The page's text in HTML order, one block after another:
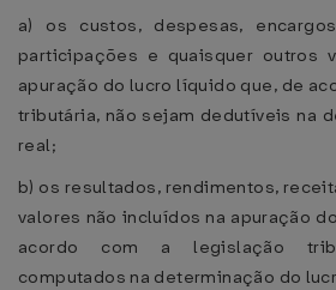
a) os custos, despesas,
participações e quaisquer outros
apuração do lucro líquido que, de
tributária, não sejam dedutíveis na
real;
b) os resultados, rendimentos,
valores não incluídos na apuração
acordo com a legislação
computados na determinação do